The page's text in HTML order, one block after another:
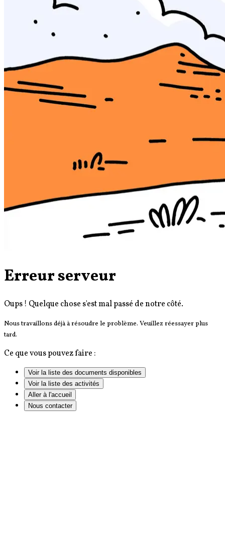
Erreur serveur
Oups ! Quelque chose s'est mal passé de notre côté.
Nous travaillons déjà à résoudre le problème. Veuillez réessayer plus
tard.
Ce que vous pouvez faire :
Voir la liste des documents disponibles
Voir la liste des activités
Aller à l'accueil
Nous contacter